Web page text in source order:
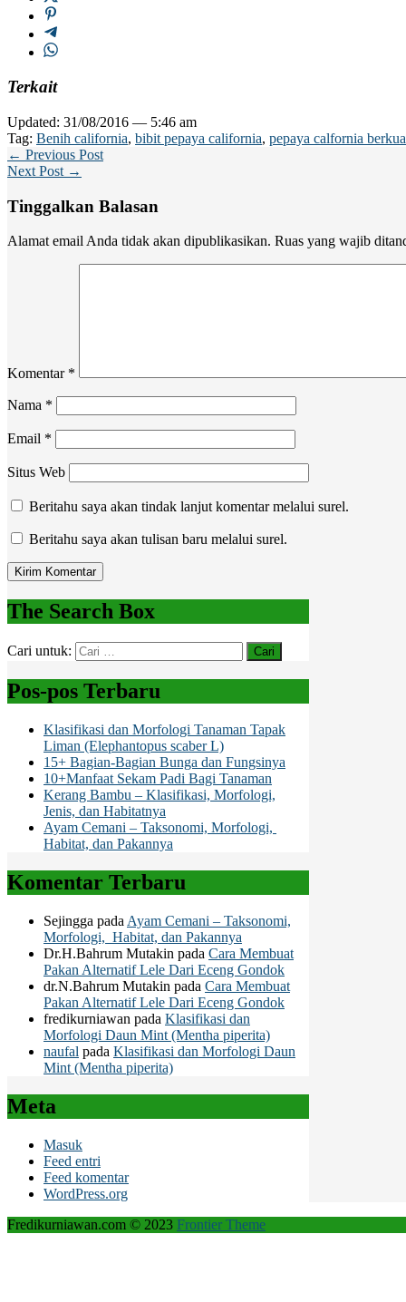
Terkait
Updated: 31/08/2016 — 5:46 am
Tag: Benih california, bibit pepaya california, pepaya calfornia
← Previous Post
Next Post →
Tinggalkan Balasan
Alamat email Anda tidak akan dipublikasikan. Ruas yang wajib
Komentar *
Nama *
Email *
Situs Web
Beritahu saya akan tindak lanjut komentar melalui surel.
Beritahu saya akan tulisan baru melalui surel.
The Search Box
Cari untuk:
Pos-pos Terbaru
Klasifikasi dan Morfologi Tanaman Tapak
Liman (Elephantopus scaber L)
15+ Bagian-Bagian Bunga dan Fungsinya
10+Manfaat Sekam Padi Bagi Tanaman
Kerang Bambu – Klasifikasi, Morfologi,
Jenis, dan Habitatnya
Ayam Cemani – Taksonomi, Morfologi,
Habitat, dan Pakannya
Komentar Terbaru
Sejingga pada Ayam Cemani – Taksonomi,
Morfologi, Habitat, dan Pakannya
Dr.H.Bahrum Mutakin pada Cara Membuat
Pakan Alternatif Lele Dari Eceng Gondok
dr.N.Bahrum Mutakin pada Cara Membuat
Pakan Alternatif Lele Dari Eceng Gondok
fredikurniawan pada Klasifikasi dan
Morfologi Daun Mint (Mentha piperita)
naufal pada Klasifikasi dan Morfologi Daun
Mint (Mentha piperita)
Meta
Masuk
Feed entri
Feed komentar
WordPress.org
Fredikurniawan.com © 2023 Frontier Theme